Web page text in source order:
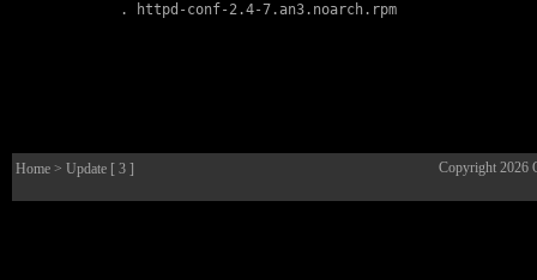
        .
httpd-conf-2.4-7.an3.noarch.rpm
Home > Update [ 3 ] Copyright 2026